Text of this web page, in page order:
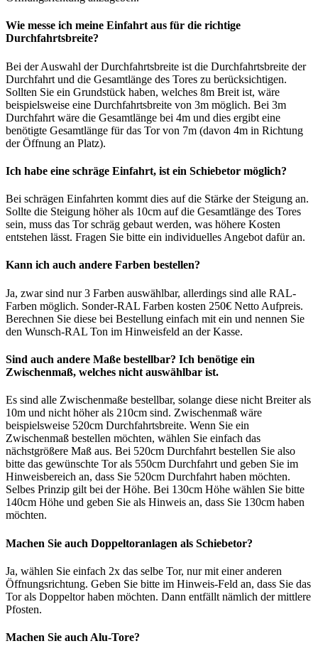
Wie messe ich meine Einfahrt aus für die richtige
Durchfahrtsbreite?
Bei der Auswahl der Durchfahrtsbreite ist die Durchfahrtsbreite der
Durchfahrt und die Gesamtlänge des Tores zu berücksichtigen.
Sollten Sie ein Grundstück haben, welches 8m Breit ist, wäre
beispielsweise eine Durchfahrtsbreite von 3m möglich. Bei 3m
Durchfahrt wäre die Gesamtlänge bei 4m und dies ergibt eine
benötigte Gesamtlänge für das Tor von 7m (davon 4m in Richtung
der Öffnung an Platz).
Ich habe eine schräge Einfahrt, ist ein Schiebetor möglich?
Bei schrägen Einfahrten kommt dies auf die Stärke der Steigung an.
Sollte die Steigung höher als 10cm auf die Gesamtlänge des Tores
sein, muss das Tor schräg gebaut werden, was höhere Kosten
entstehen lässt. Fragen Sie bitte ein individuelles Angebot dafür an.
Kann ich auch andere Farben bestellen?
Ja, zwar sind nur 3 Farben auswählbar, allerdings sind alle RAL-
Farben möglich. Sonder-RAL Farben kosten 250€ Netto Aufpreis.
Berechnen Sie diese bei Bestellung einfach mit ein und nennen Sie
den Wunsch-RAL Ton im Hinweisfeld an der Kasse.
Sind auch andere Maße bestellbar? Ich benötige ein
Zwischenmaß, welches nicht auswählbar ist.
Es sind alle Zwischenmaße bestellbar, solange diese nicht Breiter als
10m und nicht höher als 210cm sind. Zwischenmaß wäre
beispielsweise 520cm Durchfahrtsbreite. Wenn Sie ein
Zwischenmaß bestellen möchten, wählen Sie einfach das
nächstgrößere Maß aus. Bei 520cm Durchfahrt bestellen Sie also
bitte das gewünschte Tor als 550cm Durchfahrt und geben Sie im
Hinweisbereich an, dass Sie 520cm Durchfahrt haben möchten.
Selbes Prinzip gilt bei der Höhe. Bei 130cm Höhe wählen Sie bitte
140cm Höhe und geben Sie als Hinweis an, dass Sie 130cm haben
möchten.
Machen Sie auch Doppeltoranlagen als Schiebetor?
Ja, wählen Sie einfach 2x das selbe Tor, nur mit einer anderen
Öffnungsrichtung. Geben Sie bitte im Hinweis-Feld an, dass Sie das
Tor als Doppeltor haben möchten. Dann entfällt nämlich der mittlere
Pfosten.
Machen Sie auch Alu-Tore?